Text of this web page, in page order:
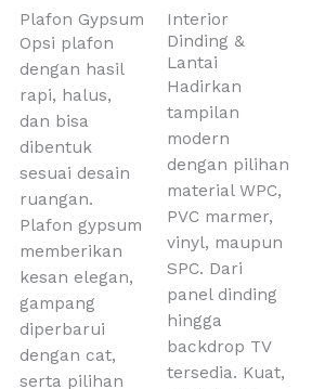
Plafon Gypsum
Opsi plafon
dengan hasil
rapi, halus,
dan bisa
dibentuk
sesuai desain
ruangan.
Plafon gypsum
memberikan
kesan elegan,
gampang
diperbarui
dengan cat,
serta pilihan
Interior
Dinding &
Lantai
Hadirkan
tampilan
modern
dengan pilihan
material WPC,
PVC marmer,
vinyl, maupun
SPC. Dari
panel dinding
hingga
backdrop TV
tersedia. Kuat,